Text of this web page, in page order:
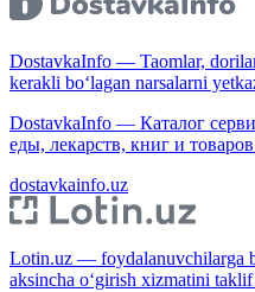
DostavkaInfo — Taomlar,
kerakli bo‘lagan narsalarni
DostavkaInfo — Каталог
еды, лекарств, книг и
dostavkainfo.uz
Lotin.uz — foydalanuvchilarga
aksincha o‘girish xizmatini taklif